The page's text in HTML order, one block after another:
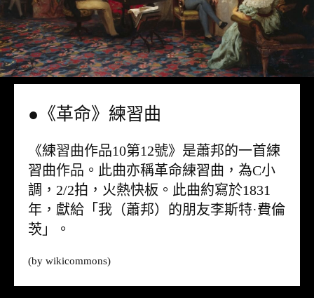
●《革命》練習曲
《練習曲作品10第12號》是蕭邦的一首練
習曲作品。此曲亦稱革命練習曲，為C小
調，2/2拍，火熱快板。此曲約寫於1831
年，獻給「我（蕭邦）的朋友李斯特·費倫
茨」。
(by wikicommons)